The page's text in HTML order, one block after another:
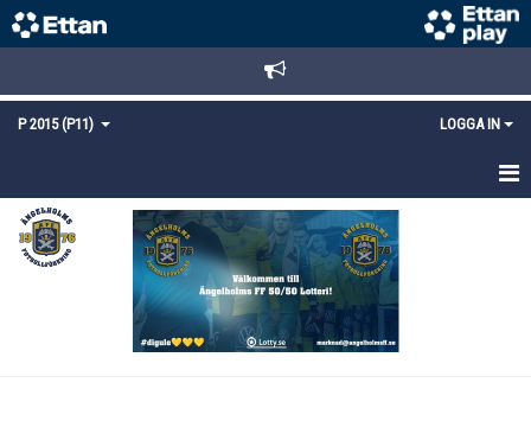
P 2015 (P11) LOGGA IN
HEM
NYHETER